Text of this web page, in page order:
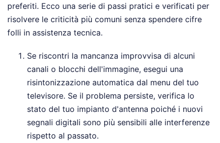
preferiti. Ecco una serie di passi pratici e verificati per
risolvere le criticità più comuni senza spendere cifre
folli in assistenza tecnica.
Se riscontri la mancanza improvvisa di alcuni
canali o blocchi dell'immagine, esegui una
risintonizzazione automatica dal menu del tuo
televisore. Se il problema persiste, verifica lo
stato del tuo impianto d'antenna poiché i nuovi
segnali digitali sono più sensibili alle interferenze
rispetto al passato.